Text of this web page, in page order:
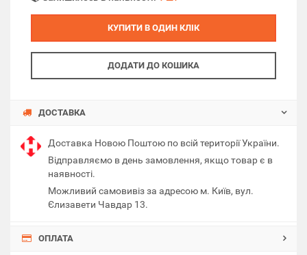
КУПИТИ В ОДИН КЛІК
ДОДАТИ ДО КОШИКА
ДОСТАВКА
Доставка Новою Поштою по всій території України.
Відправляємо в день замовлення, якщо товар є в
наявності.
Можливий самовивіз за адресою м. Київ, вул.
Єлизавети Чавдар 13.
ОПЛАТА